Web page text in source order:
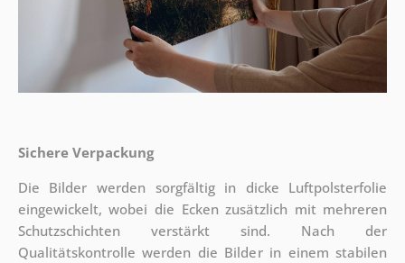
Sichere Verpackung
Die Bilder werden sorgfältig in dicke Luftpolsterfolie
eingewickelt, wobei die Ecken zusätzlich mit mehreren
Schutzschichten verstärkt sind. Nach der
Qualitätskontrolle werden die Bilder in einem stabilen